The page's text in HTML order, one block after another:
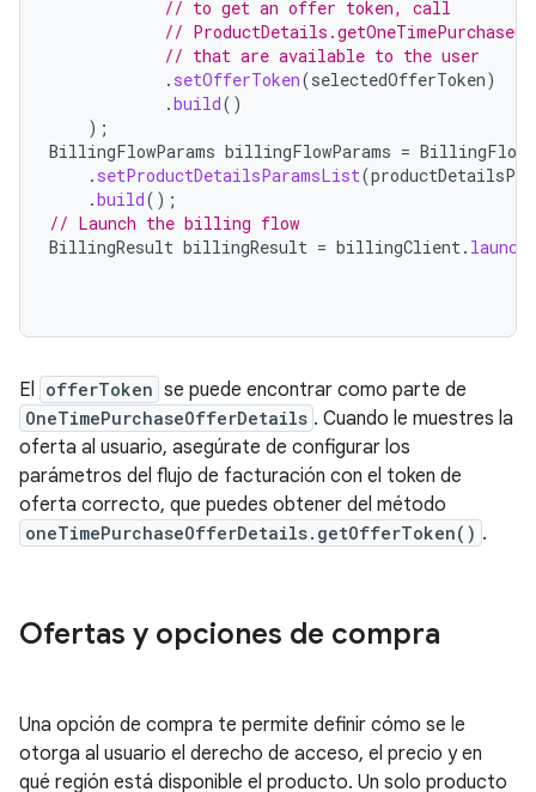
// to get an offer token, call
//
// that are available to the user
. setOfferToken(selectedOfferToken)
.build()
);
BillingFlowParams billingFlowParams =
. setProductDetailsParamsList(
.build();
// Launch the billing flow
BillingResult billingResult = billingClient.
El offerToken se puede encontrar como parte de
OneTimePurchaseOfferDetails . Cuando le muestres la
oferta al usuario, asegúrate de configurar los
parámetros del flujo de facturación con el token de
oferta correcto, que puedes obtener del método
oneTimePurchaseOfferDetails.getOfferToken() .
Ofertas y opciones de compra
Una opción de compra te permite definir cómo se le
otorga al usuario el derecho de acceso, el precio y en
qué región está disponible el producto. Un solo producto